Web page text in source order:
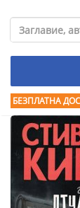
БЕЗПЛАТНА